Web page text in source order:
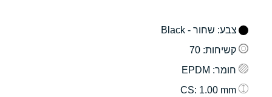
צבע: שחור - Black
קשיחות: 70
חומר: EPDM
: 1.00 mm